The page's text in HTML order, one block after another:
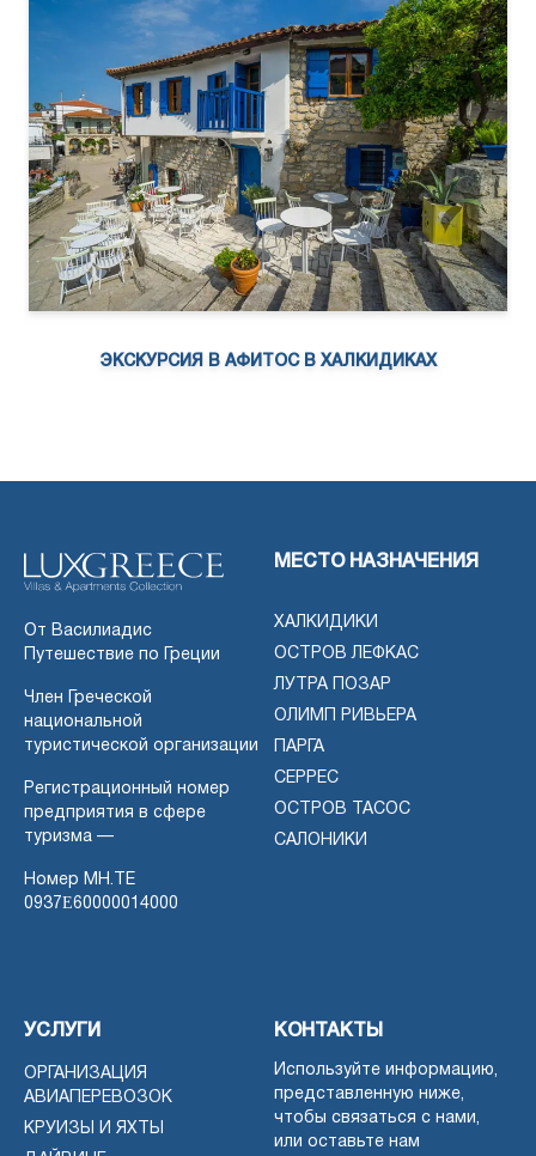
ЭКСКУРСИЯ В АФИТОС В ХАЛКИДИКАХ
От Василиадис
Путешествие по Греции
Член Греческой
национальной
туристической организации
Регистрационный номер
предприятия в сфере
туризма —
Номер MH.TE
0937Ε60000014000
МЕСТО НАЗНАЧЕНИЯ
ХАЛКИДИКИ
ОСТРОВ ЛЕФКАС
ЛУТРА ПОЗАР
ОЛИМП РИВЬЕРА
ПАРГА
СЕРРЕС
ОСТРОВ ТАСОС
САЛОНИКИ
УСЛУГИ
ОРГАНИЗАЦИЯ
АВИАПЕРЕВОЗОК
КРУИЗЫ И ЯХТЫ
КОНТАКТЫ
Используйте информацию,
представленную ниже,
чтобы связаться с нами,
или оставьте нам